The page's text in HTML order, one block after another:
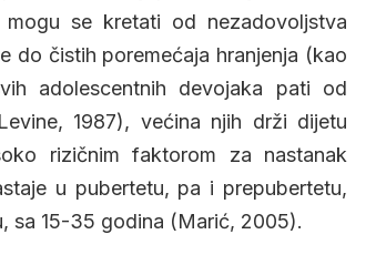
se kretati od nezadovoljstva
do čistih poremećaja hranjenja (kao
adolescentnih devojaka pati od
1987), većina njih drži dijetu
rizičnim faktorom za nastanak
u pubertetu, pa i prepubertetu,
sa 15-35 godina (Marić, 2005).